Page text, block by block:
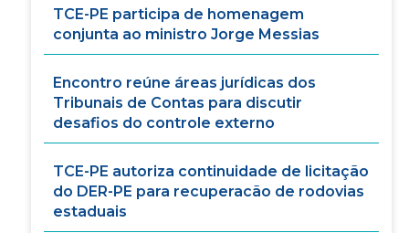
TCE-PE participa de homenagem
conjunta ao ministro Jorge Messias
Encontro reúne áreas jurídicas dos
Tribunais de Contas para discutir
desafios do controle externo
TCE-PE autoriza continuidade de licitação
do DER-PE para recuperacão de rodovias
estaduais